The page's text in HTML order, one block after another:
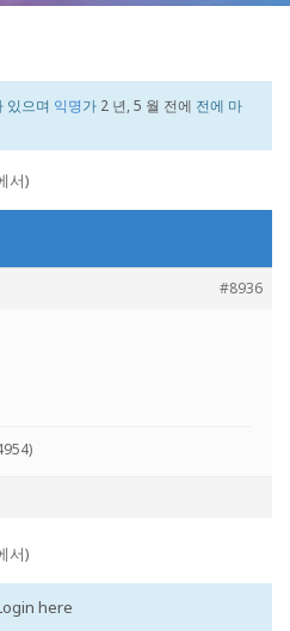
있으며 익명가 2 년, 5 월 전에 전에 마
서)
#8936
서)
here